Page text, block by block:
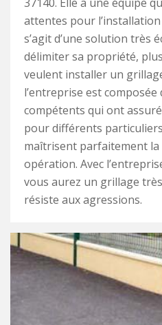
attentes pour
s’agit d’une solution très
délimiter sa propriété,
veulent installer un
l’entreprise est composée
compétents qui ont
pour différents
maîtrisent parfaitement
opération. Avec
vous aurez un grillage
résiste aux agressions.